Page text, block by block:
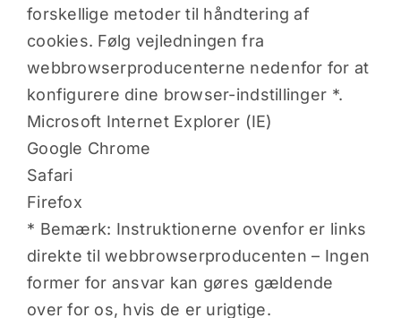
forskellige metoder til håndtering af
cookies. Følg vejledningen fra
webbrowserproducenterne nedenfor for at
konfigurere dine browser-indstillinger *.
Microsoft Internet Explorer (IE)
Google Chrome
Safari
Firefox
* Bemærk: Instruktionerne ovenfor er links
direkte til webbrowserproducenten – Ingen
former for ansvar kan gøres gældende
over for os, hvis de er urigtige.